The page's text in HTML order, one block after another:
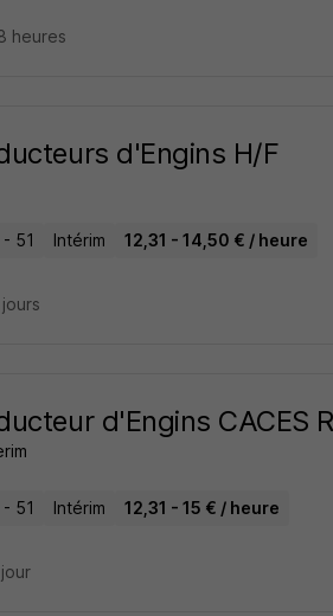
heures
d'Engins H/F
- 51 Intérim 12,31 - 14,50 € / heure
d'Engins CACES
- 51 Intérim 12,31 - 15 € / heure